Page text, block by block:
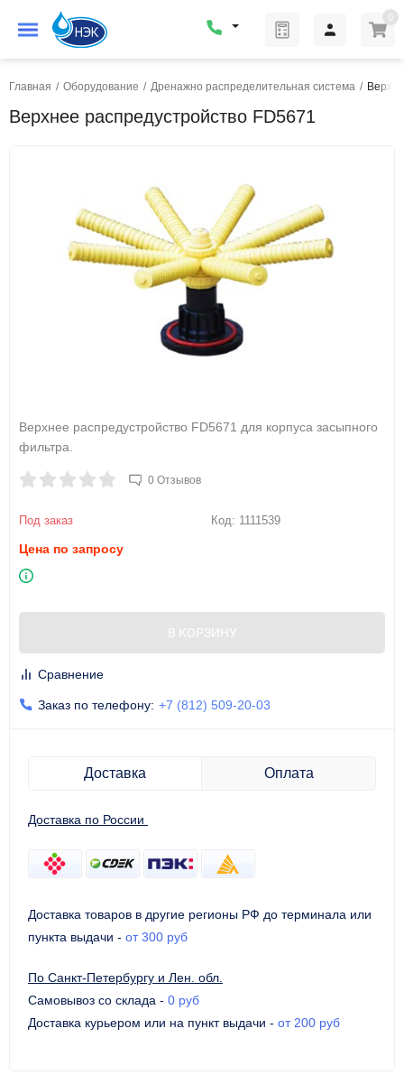
0
Главная / Оборудование / Дренажно распределительная система /
Верхнее распредустройство FD5671
Верхнее распредустройство FD5671 для корпуса засыпного
фильтра.
0 Отзывов
Под заказ Код: 1111539
Цена по запросу
В КОРЗИНУ
Сравнение
Заказ по телефону: +7 (812) 509-20-03
Доставка Оплата
Доставка по России
Доставка товаров в другие регионы РФ до терминала или
пункта выдачи - от 300 руб
По Санкт-Петербургу и Лен. обл.
Самовывоз со склада - 0 руб
Доставка курьером или на пункт выдачи - от 200 руб